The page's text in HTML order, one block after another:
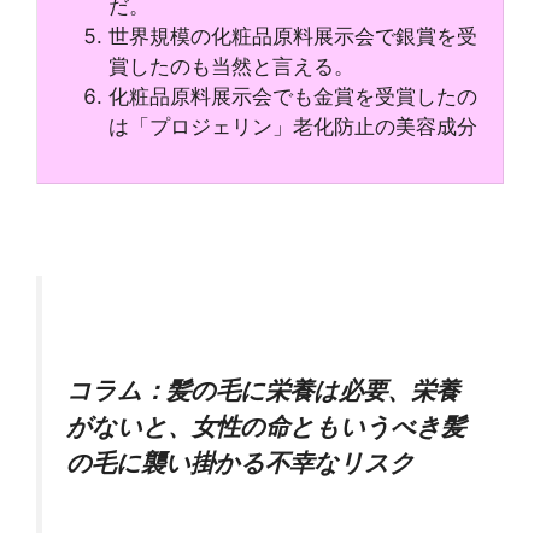
だ。
世界規模の化粧品原料展示会で銀賞を受
賞したのも当然と言える。
化粧品原料展示会でも金賞を受賞したの
は「プロジェリン」老化防止の美容成分
コラム：髪の毛に栄養は必要、栄養
がないと、女性の命ともいうべき髪
の毛に襲い掛かる不幸なリスク